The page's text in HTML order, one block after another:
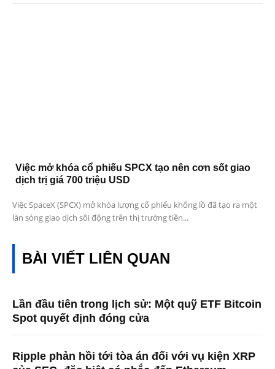
Việc mở khóa cổ phiếu SPCX tạo nên cơn sốt giao
dịch trị giá 700 triệu USD
Việc SpaceX (SPCX) mở khóa lượng cổ phiếu khổng lồ đã tạo ra một
làn sóng giao dịch sôi động trên thị trường tiền...
BÀI VIẾT LIÊN QUAN
Lần đầu tiên trong lịch sử: Một quỹ ETF Bitcoin
Spot quyết định đóng cửa
Ripple phản hồi tới tòa án đối với vụ kiện XRP